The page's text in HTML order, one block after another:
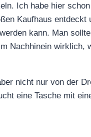
Ich habe hier
Kaufhaus
kann. Man
Nachhinein
nicht nur von der
eine Tasche mit